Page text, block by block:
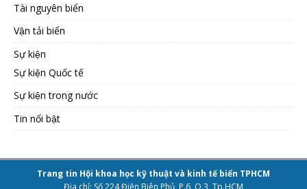
Tài nguyên biển
Vận tải biển
Sự kiện
Sự kiện Quốc tế
Sự kiện trong nước
Tin nổi bật
Trang tin Hội khoa học kỹ thuật và kinh tế biển TPHCM
Địa chỉ: Số 224 Điện Biên Phủ, P.6, Q.3, Tp.HCM